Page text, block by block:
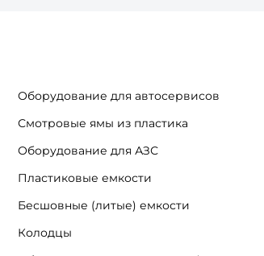
Оборудование для автосервисов
Смотровые ямы из пластика
Оборудование для АЗС
Пластиковые емкости
Бесшовные (литые) емкости
Колодцы